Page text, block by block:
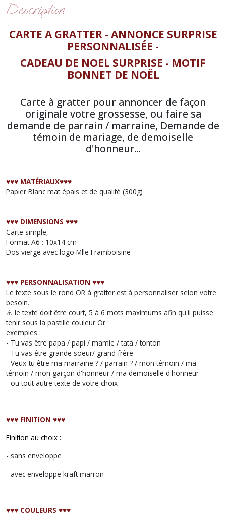
Description
CARTE A GRATTER - ANNONCE SURPRISE
PERSONNALISÉE -
CADEAU DE NOEL SURPRISE - MOTIF
BONNET DE NOËL
Carte à gratter pour annoncer de façon
originale votre grossesse, ou faire sa
demande de parrain / marraine, Demande de
témoin de mariage, de demoiselle
d'honneur...
♥︎♥︎♥︎ MATÉRIAUX♥︎♥︎♥︎
Papier Blanc mat épais et de qualité (300g)
♥︎♥︎♥︎ DIMENSIONS ♥︎♥︎♥︎
Carte simple,
Format A6 : 10x14 cm
Dos vierge avec logo Mlle Framboisine
♥︎♥︎♥︎ PERSONNALISATION ♥︎♥︎♥︎
Le texte sous le rond OR à gratter est à personnaliser selon votre
besoin.
⚠️ le texte doit être court, 5 à 6 mots maximums afin qu'il puisse
tenir sous la pastille couleur Or
exemples :
- Tu vas être papa / papi / mamie / tata / tonton
- Tu vas être grande soeur/ grand frère
- Veux-tu être ma marraine ? / parrain ? / mon témoin / ma
témoin / mon garçon d'honneur / ma demoiselle d'honneur
- ou tout autre texte de votre choix
♥︎♥︎♥︎ FINITION ♥︎♥︎♥︎
Finition au choix :
- sans enveloppe
- avec enveloppe kraft marron
♥︎♥︎♥︎ COULEURS ♥︎♥︎♥︎